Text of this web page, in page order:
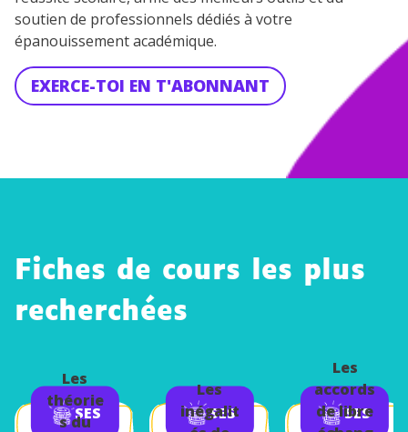
soutien de professionnels dédiés à votre
épanouissement académique.
EXERCE-TOI EN T'ABONNANT
Fiches de cours les plus
recherchées
SES
Les
théorie
s du
SES
Les
inégalit
SES
Les
accords
de libre